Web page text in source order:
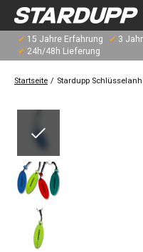
✔ 15 Jahre Erfahrung ✔ 3
✔ 24h/48h Lieferung
Startseite / Stardupp